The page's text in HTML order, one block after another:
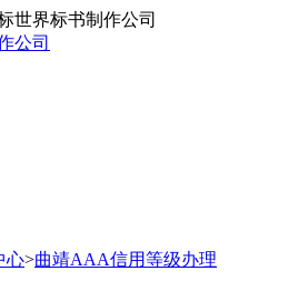
世界标书制作公司
心>曲靖AAA信用等级办理